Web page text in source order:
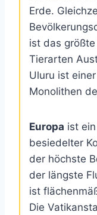
Erde.
ist das
Tierarten
Uluru ist
Monolithen
Europa ist
besiedelter
der höchste
der längste
ist
Die